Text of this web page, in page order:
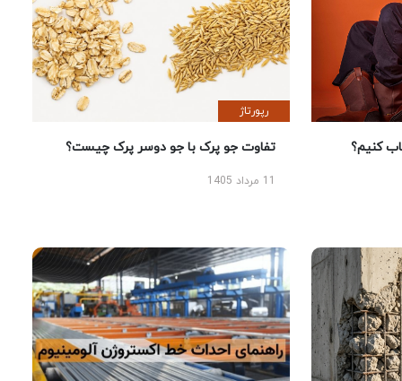
کنیم؟
رپورتاژ
تفاوت جو پرک با جو دوسر پرک چیست؟